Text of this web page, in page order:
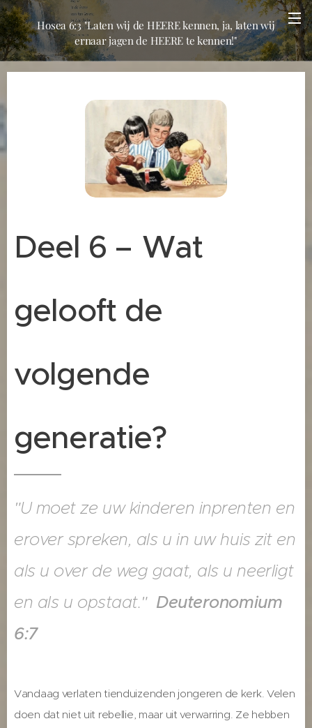
Hosea 6:3 "Laten wij de HEERE kennen, ja, laten wij
ernaar jagen de HEERE te kennen!"
Deel 6 – Wat
gelooft de
volgende
generatie?
"U moet ze uw kinderen inprenten en
erover spreken, als u in uw huis zit en
als u over de weg gaat, als u neerligt
en als u opstaat." Deuteronomium
6:7
Vandaag verlaten tienduizenden jongeren de kerk. Velen
doen dat niet uit rebellie, maar uit verwarring. Ze hebben